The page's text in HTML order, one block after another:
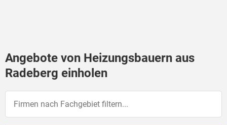
Angebote von Heizungsbauern aus
Radeberg einholen